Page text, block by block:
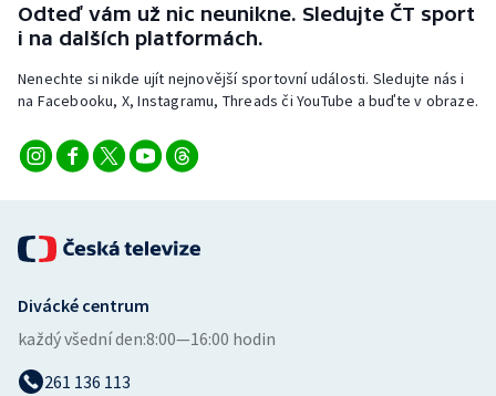
Odteď vám už nic neunikne. Sledujte ČT sport
i na dalších platformách.
Nenechte si nikde ujít nejnovější sportovní události. Sledujte nás i
na Facebooku, X, Instagramu, Threads či YouTube a buďte v obraze.
Divácké centrum
každý všední den:8:00—16:00 hodin
261 136 113